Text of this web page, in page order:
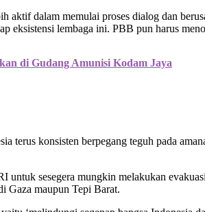
dalam memulai proses dialog dan
eksistensi lembaga ini. PBB pun harus
di Gudang Amunisi Kodam Jaya
terus konsisten berpegang teguh pada
sesegera mungkin melakukan
Gaza maupun Tepi Barat.